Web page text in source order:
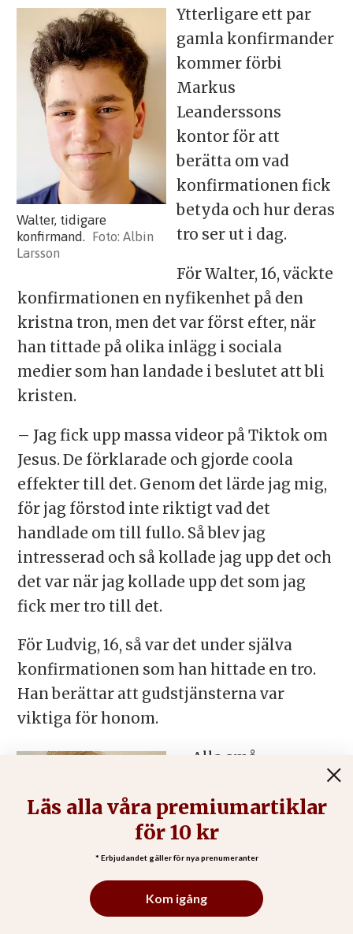
Walter, tidigare
konfirmand.
Albin
Larsson
Ytterligare ett par
gamla konfirmander
kommer förbi
Markus
Leanderssons
kontor för att
berätta om vad
konfirmationen fick
betyda och hur deras
tro ser ut i dag.
För Walter, 16, väckte
konfirmationen en nyfikenhet på den
kristna tron, men det var först efter, när
han tittade på olika inlägg i sociala
medier som han landade i beslutet att bli
kristen.
– Jag fick upp massa videor på Tiktok om
Jesus. De förklarade och gjorde coola
effekter till det. Genom det lärde jag mig,
för jag förstod inte riktigt vad det
handlade om till fullo. Så blev jag
intresserad och så kollade jag upp det och
det var när jag kollade upp det som jag
fick mer tro till det.
För Ludvig, 16, så var det under själva
konfirmationen som han hittade en tro.
Han berättar att gudstjänsterna var
viktiga för honom.
– Alla små
gudstjänster vi hade
under
konfirmationen,
man kunde känna
att man kom
närmare Gud. Jag